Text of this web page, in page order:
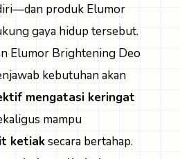
produk Elumor
gaya hidup tersebut.
Elumor Brightening Deo
kebutuhan akan
mengatasi keringat
mampu
ketiaksecara bertahap.